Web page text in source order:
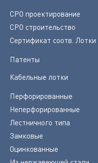
СРО проектирование
СРО строительство
Сертификат соотв. Лотки
Патенты
Кабельные лотки
Перфорированные
Неперфорированные
Лестничного типа
Замковые
Оцинкованные